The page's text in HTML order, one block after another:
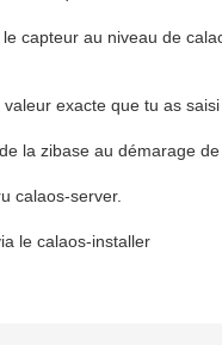
capteur au niveau de
exacte que tu as
la zibase au démarage
calaos-server.
le calaos-installer